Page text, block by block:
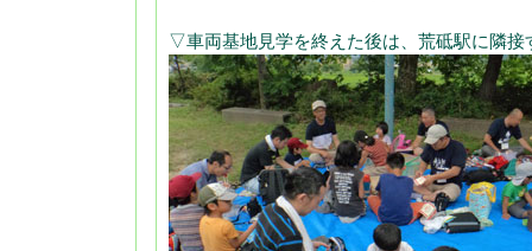
▽車両基地見学を終えた後は、荒砥駅に隣接